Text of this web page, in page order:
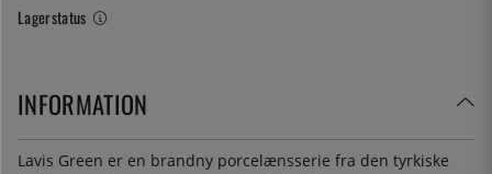
Lagerstatus
INFORMATION
Lavis Green er en brandny porcelænsserie fra den tyrkiske